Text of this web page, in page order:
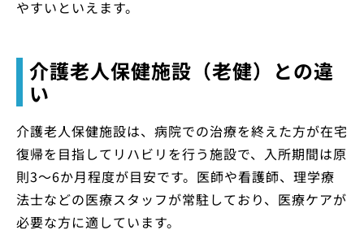
やすいといえます。
介護老人保健施設（老健）との違
い
介護老人保健施設は、病院での治療を終えた方が在宅
復帰を目指してリハビリを行う施設で、入所期間は原
則3〜6か月程度が目安です。医師や看護師、理学療
法士などの医療スタッフが常駐しており、医療ケアが
必要な方に適しています。